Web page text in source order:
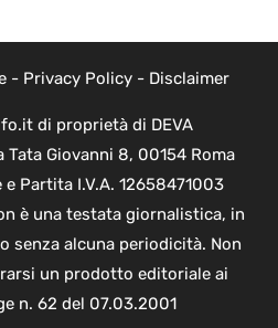
- Privacy Policy- Disclaimer
di proprietà di DEVA
Tata Giovanni 8, 00154 Roma
Partita I.V.A. 12658471003
è una testata giornalistica, in
senza alcuna periodicità. Non
un prodotto editoriale ai
n. 62 del 07.03.2001